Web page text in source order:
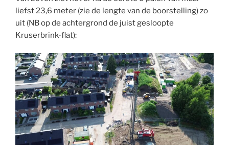
liefst 23,6 meter (zie de lengte van de boorstelling) zo
uit (NB op de achtergrond de juist gesloopte
Kruserbrink-flat):